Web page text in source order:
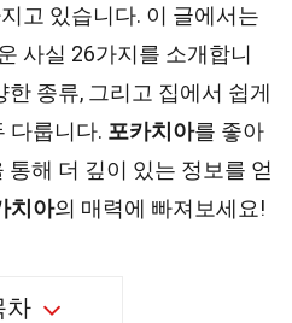
고 있습니다. 이 글에서는
사실 26가지를 소개합니
한 종류, 그리고 집에서 쉽게
다룹니다. 포카치아를 좋아
통해 더 깊이 있는 정보를 얻
치아의 매력에 빠져보세요!
차